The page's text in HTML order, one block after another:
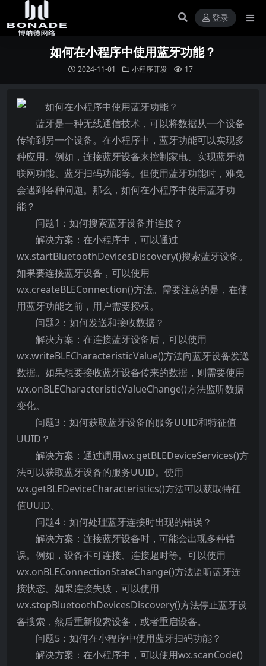
登录
如何在小程序中使用蓝牙功能？
2024-11-01 小程序开发 17
蓝牙是一种无线通信技术，可以将数据从一个设备
传输到另一个设备。在小程序中，蓝牙功能可以实现多
种应用。例如，连接蓝牙设备来控制家电、实现蓝牙物
联网功能、蓝牙扫码功能等。但使用蓝牙功能时，难免
会遇到各种问题。那么，如何在小程序中使用蓝牙功
能？
问题1：如何搜索蓝牙设备并连接？
解决方案：在小程序中，可以通过
wx.startBluetoothDevicesDiscovery()搜索蓝牙设备。
如果要连接蓝牙设备，可以使用
wx.createBLEConnection()方法。需要注意的是，在使
用蓝牙功能之前，用户需要授权。
问题2：如何发送和接收数据？
解决方案：在连接蓝牙设备后，可以使用
wx.writeBLECharacteristicValue()方法向蓝牙设备发送
数据。如果想要接收蓝牙设备传来的数据，则需要使用
wx.onBLECharacteristicValueChange()方法监听数据
变化。
问题3：如何获取蓝牙设备的服务UUID和特征值
UUID？
解决方案：通过调用wx.getBLEDeviceServices()方
法可以获取蓝牙设备的服务UUID。使用
wx.getBLEDeviceCharacteristics()方法可以获取特征
值UUID。
问题4：如何处理蓝牙连接时出现的错误？
解决方案：连接蓝牙设备时，可能会出现多种错
误。例如，设备不可连接、连接超时等。可以使用
wx.onBLEConnectionStateChange()方法监听蓝牙连
接状态。如果连接失败，可以使用
wx.stopBluetoothDevicesDiscovery()方法停止蓝牙设
备搜索，然后重新搜索设备，或者重启设备。
问题5：如何在小程序中使用蓝牙扫码功能？
解决方案：在小程序中，可以使用wx.scanCode()